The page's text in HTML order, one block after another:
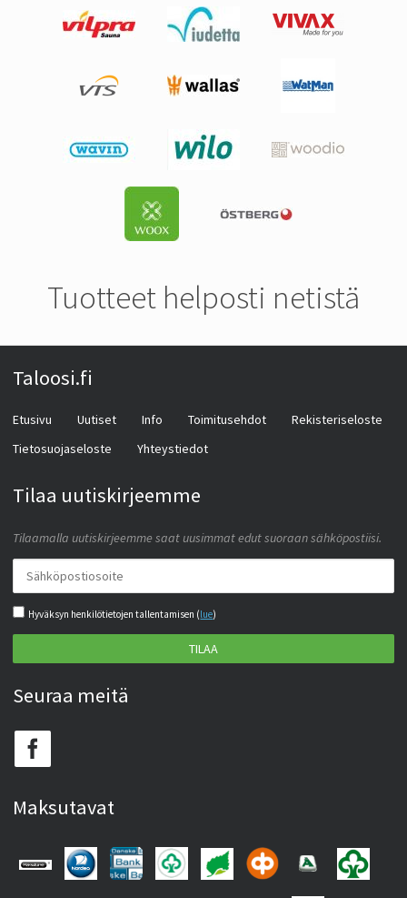
Tuotteet helposti netistä
Taloosi.fi
Etusivu Uutiset Info Toimitusehdot
Rekisteriseloste
Tietosuojaseloste
Yhteystiedot
Tilaa uutiskirjeemme
Tilaamalla uutiskirjeemme saat uusimmat edut suoraan sähköpostiisi.
Hyväksyn henkilötietojen tallentamisen (lue)
TILAA
Seuraa meitä
Maksutavat